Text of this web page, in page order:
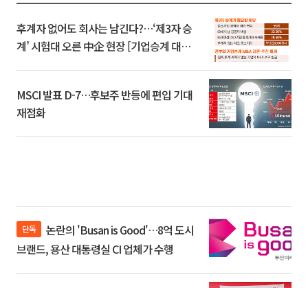
후계자 없어도 회사는 남긴다?…‘제3자 승
계’ 시험대 오른 中企 현장 [기업승계 대전
MSCI 발표 D-7…후보주 반등에 편입 기대
재점화
단독
브랜드, 용산 대통령실 CI 업체가 수행